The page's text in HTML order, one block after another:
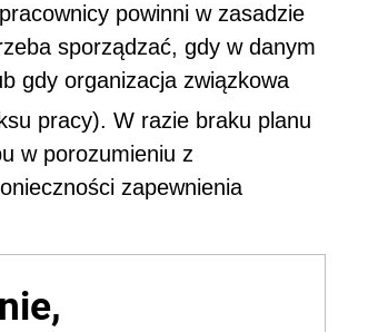
powinni w zasadzie
sporządzać, gdy w danym
gdy organizacja związkowa
pracy). W razie braku planu
w porozumieniu z
zapewnienia